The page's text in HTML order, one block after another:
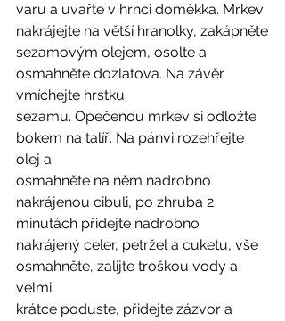
varu a uvařte v hrnci doměkka. Mrkev
nakrájejte na větší hranolky, zakápněte
sezamovým olejem, osolte a
osmahněte dozlatova. Na závěr
vmíchejte hrstku
sezamu. Opečenou mrkev si odložte
bokem na talíř. Na pánvi rozehřejte
olej a
osmahněte na něm nadrobno
nakrájenou cibuli, po zhruba 2
minutách přidejte nadrobno
nakrájený celer, petržel a cuketu, vše
osmahněte, zalijte troškou vody a
velmi
krátce poduste, přidejte zázvor a